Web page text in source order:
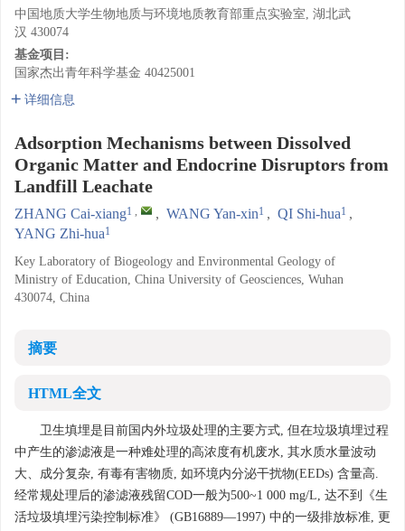
中国地质大学生物地质与环境地质教育部重点实验室, 湖北武
汉 430074
基金项目:
国家杰出青年科学基金 40425001
详细信息
Adsorption Mechanisms between Dissolved
Organic Matter and Endocrine Disruptors from
Landfill Leachate
ZHANG Cai-xiang1 , , WANG Yan-xin1 , QI Shi-hua1 ,
YANG Zhi-hua1
Key Laboratory of Biogeology and Environmental Geology of
Ministry of Education, China University of Geosciences, Wuhan
430074, China
摘要
HTML全文
卫生填埋是目前国内外垃圾处理的主要方式, 但在垃圾填埋过程
中产生的渗滤液是一种难处理的高浓度有机废水, 其水质水量波动
大、成分复杂, 有毒有害物质, 如环境内分泌干扰物(EEDs) 含量高.
经常规处理后的渗滤液残留COD一般为500~1 000 mg/L, 达不到《生
活垃圾填埋污染控制标准》 (GB16889—1997) 中的一级排放标准, 更